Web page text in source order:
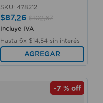
SKU: 478212
$87,26 $102,67
Incluye IVA
Hasta 6x $14 54 sin interés
AGREGAR
-7 % off